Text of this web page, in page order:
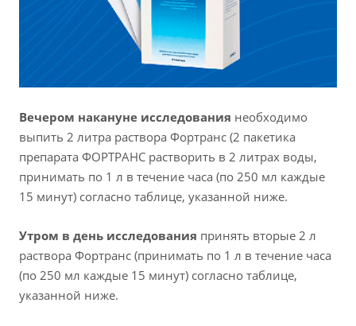
Вечером накануне исследования необходимо
выпить 2 литра раствора Фортранс (2 пакетика
препарата ФОРТРАНС растворить в 2 литрах воды,
принимать по 1 л в течение часа (по 250 мл каждые
15 минут) согласно таблице, указанной ниже.
Утром в день исследования принять вторые 2 л
раствора Фортранс (принимать по 1 л в течение часа
(по 250 мл каждые 15 минут) согласно таблице,
указанной ниже.